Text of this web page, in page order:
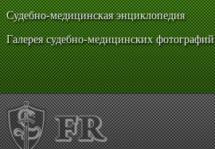
Судебно-медицинская энциклопедия
Галерея судебно-медицинских фотографий